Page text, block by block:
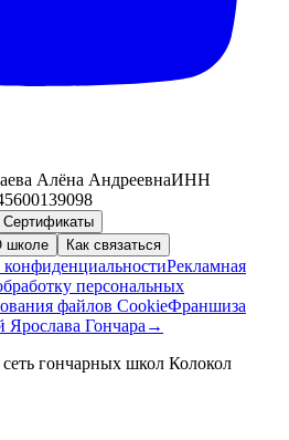
Алёна АндреевнаИНН
Сертификаты
школе Как связаться
Рекламная
персональных
файлов CookieФраншиза
Ярослава Гончара →
гончарных школ Колокол